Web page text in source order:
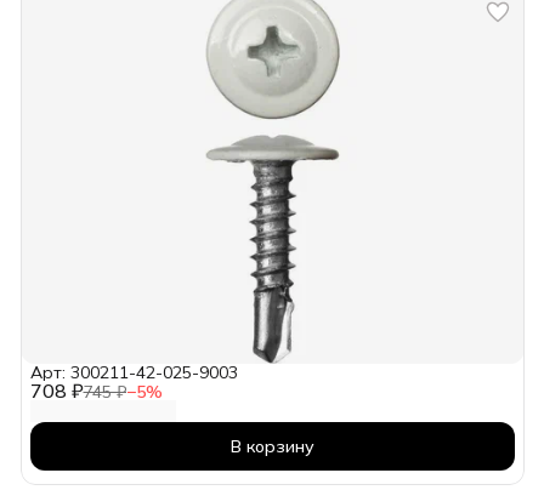
708 ₽745 ₽−5%
Арт: 300211-42-025-9003
В корзину